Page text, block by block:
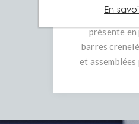
le béton
présente en
barres
et
En